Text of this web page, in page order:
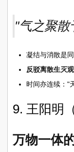
"气之聚
凝结与消散是
反驳离散生灭观
时间亦连续："
9. 王阳明
万物一体